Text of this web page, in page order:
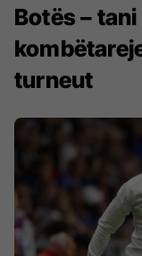
Botës –
turneut